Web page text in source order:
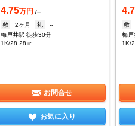
4.75万円 /--
敷
2ヶ月 礼
--
梅戸井駅 徒歩30分
1K/28.28㎡
お問合せ
お気に入り
敷
梅
1K/